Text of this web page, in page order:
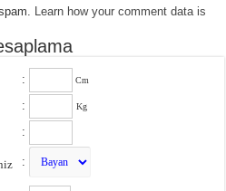
Learn how your comment data is
: Cm
: Kg
:
: